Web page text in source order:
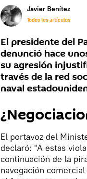
Javier Benítez
Todos los artículos
El presidente del
denunció hace
su agresión
través de la red
naval
El portavoz del
declaró: "A estas
continuación de la
navegación